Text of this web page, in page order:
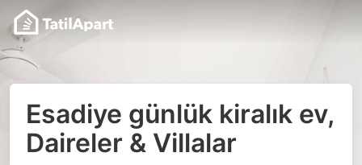
Esadiye günlük kiralık ev,
Daireler & Villalar